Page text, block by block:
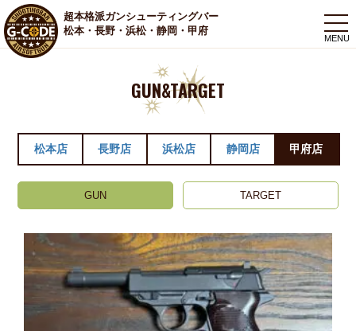
超本格派ガンシューティングバー
松本・長野・浜松・静岡・甲府
GUN&TARGET
松本店 長野店 浜松店 静岡店 甲府店
GUN TARGET